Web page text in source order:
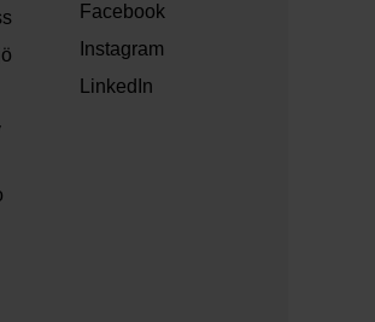
Facebook
Instagram
LinkedIn